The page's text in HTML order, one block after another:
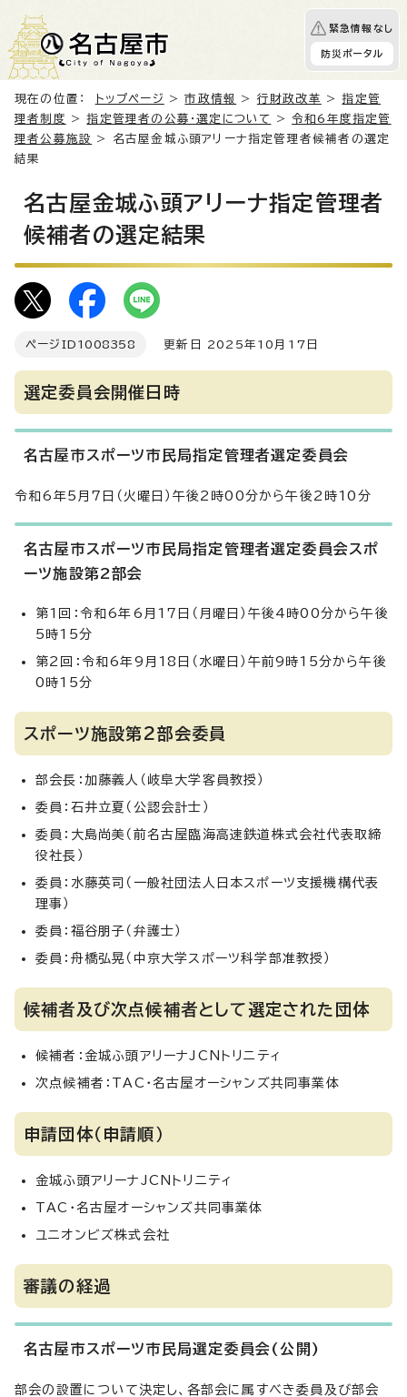
緊急情報なし
防災ポータル
現在の位置： トップページ >市政情報 > 行財政改革 >指定管
理者制度
>指定管理者の公募・選定について >令和6年度指定管
理者公募施設
> 名古屋金城ふ頭アリーナ指定管理者候補者の選定
結果
名古屋金城ふ頭アリーナ指定管理者
候補者の選定結果
ページID 1008358 更新日 2025年10月17日
選定委員会開催日時
名古屋市スポーツ市民局指定管理者選定委員会
令和6年5月7日（火曜日）午後2時00分から午後2時10分
名古屋市スポーツ市民局指定管理者選定委員会スポ
ーツ施設第2部会
第1回：令和6年6月17日（月曜日）午後4時00分から午後
5時15分
第2回：令和6年9月18日（水曜日）午前9時15分から午後
0時15分
スポーツ施設第2部会委員
部会長：加藤義人（岐阜大学客員教授）
委員：石井立夏（公認会計士）
委員：大島尚美（前名古屋臨海高速鉄道株式会社代表取締
役社長）
委員：水藤英司（一般社団法人日本スポーツ支援機構代表
理事）
委員：福谷朋子（弁護士）
委員：舟橋弘晃（中京大学スポーツ科学部准教授）
候補者及び次点候補者として選定された団体
候補者：金城ふ頭アリーナJCNトリニティ
次点候補者：TAC・名古屋オーシャンズ共同事業体
申請団体（申請順）
金城ふ頭アリーナJCNトリニティ
TAC・名古屋オーシャンズ共同事業体
ユニオンビズ株式会社
審議の経過
名古屋市スポーツ市民局選定委員会(公開)
部会の設置について決定し、各部会に属すべき委員及び部会